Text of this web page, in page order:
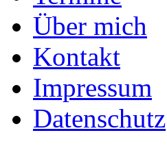
Über mich
Kontakt
Impressum
Datenschutz